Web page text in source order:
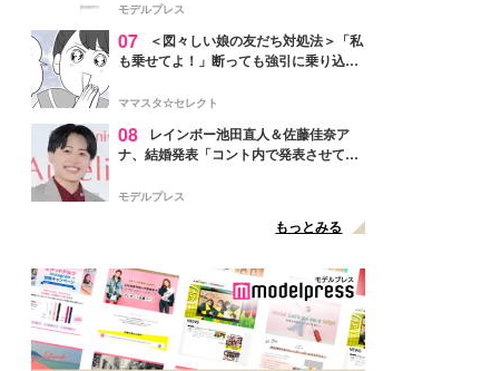
モデルプレス
07
＜図々しい娘の友だち対処法＞「私
も乗せてよ！」断っても強引に乗り込ん
ママスタ☆セレクト
08
レインボー池田直人＆佐藤佳奈ア
ナ、結婚発表「コント内で発表させてい
点変更のため
モデルプレス
もっとみる